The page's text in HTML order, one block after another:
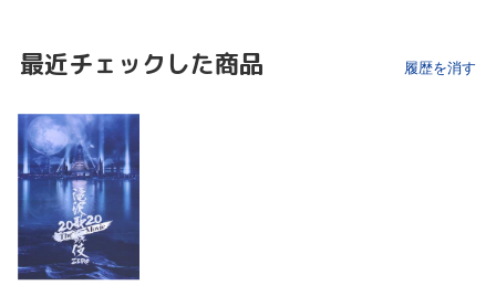
最近チェックした商品 履歴を消す